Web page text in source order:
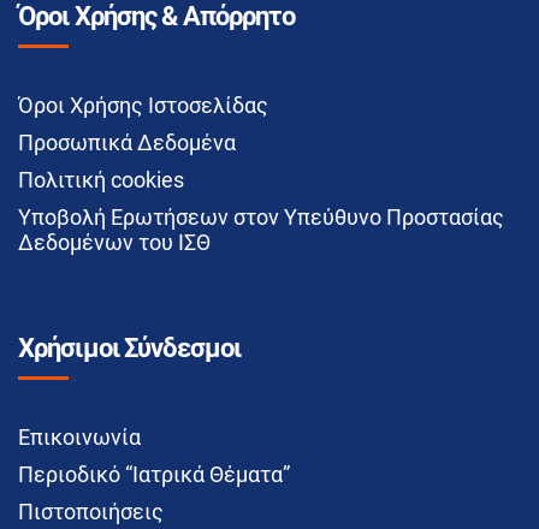
Όροι Χρήσης & Απόρρητο
Όροι Χρήσης Ιστοσελίδας
Προσωπικά Δεδομένα
Πολιτική cookies
Υποβολή Ερωτήσεων στον Υπεύθυνο Προστασίας
Δεδομένων του ΙΣΘ
Χρήσιμοι Σύνδεσμοι
Επικοινωνία
Περιοδικό “Ιατρικά Θέματα”
Πιστοποιήσεις